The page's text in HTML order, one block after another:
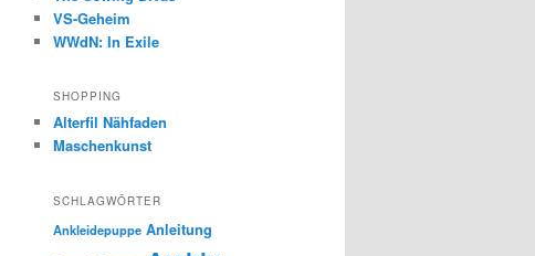
VS-Geheim
WWdN: In Exile
SHOPPING
Alterfil Nähfaden
Maschenkunst
SCHLAGWÖRTER
Ankleidepuppe Anleitung